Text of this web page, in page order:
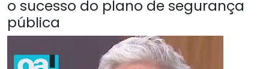
o sucesso do plano de segurança
pública